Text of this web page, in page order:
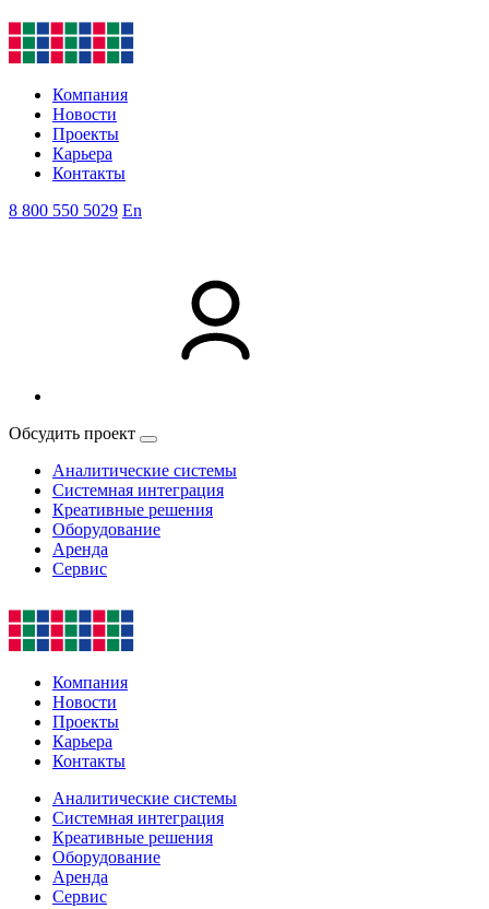
Компания
Новости
Проекты
Карьера
Контакты
8 800 550 5029 En
Обсудить проект
Аналитические системы
Системная интеграция
Креативные решения
Оборудование
Аренда
Сервис
Компания
Новости
Проекты
Карьера
Контакты
Аналитические системы
Системная интеграция
Креативные решения
Оборудование
Аренда
Сервис